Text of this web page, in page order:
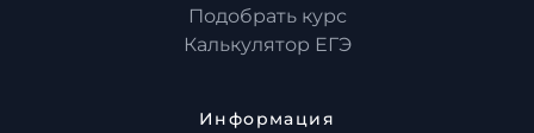
Подобрать курс
Калькулятор ЕГЭ
Информация